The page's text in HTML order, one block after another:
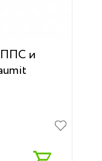
ППС и